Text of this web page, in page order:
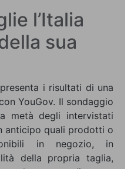
l’Italia
sua
i risultati di una
YouGov. Il sondaggio
metà degli intervistati
anticipo quali prodotti o
in negozio, in
della propria taglia,